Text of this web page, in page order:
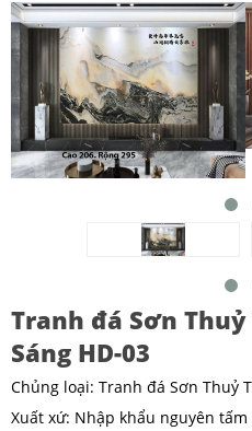
Tranh đá Sơn
Sáng HD-03
Chủng loại: Tranh đá Sơn Thuỷ
Xuất xứ: Nhập khẩu nguyên tấm